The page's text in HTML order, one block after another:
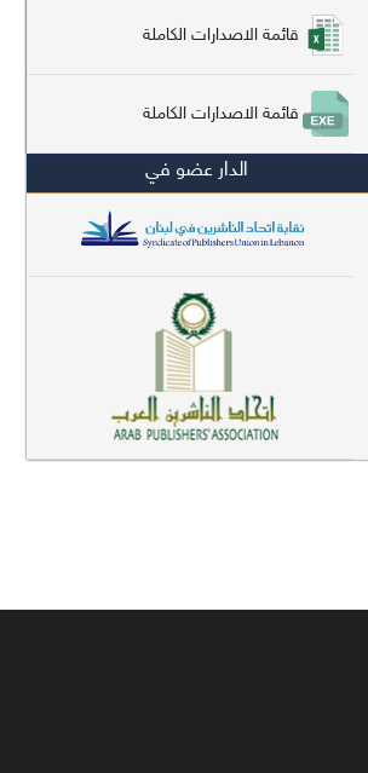
فقه مالكي (112)
تفسير قرآن (106)
علم كلام (96)
أخلاق وتصوف (91)
سير وتراجم (90)
معاجم لغوية (89)
سيرة نبوية وتصوف (81)
دراسات إسلامية (75)
شعر (72)
روايات (63)
قائمة الاصدارات الكاملة
قائمة الاصدارات الكاملة
الدار عضو في